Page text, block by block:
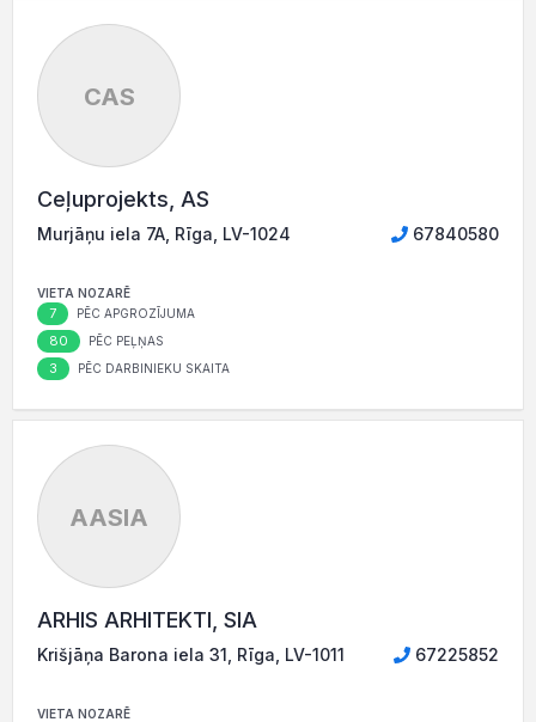
CAS
Ceļuprojekts, AS
Murjāņu iela 7A, Rīga, LV-1024 67840580
VIETA NOZARĒ
7 PĒC APGROZĪJUMA
80 PĒC PEĻŅAS
3 PĒC DARBINIEKU SKAITA
AASIA
ARHIS ARHITEKTI, SIA
Krišjāņa Barona iela 31, Rīga, LV-1011 67225852
VIETA NOZARĒ